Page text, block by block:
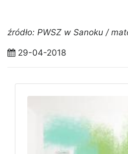
źródło: PWSZ w Sanoku /
29-04-2018